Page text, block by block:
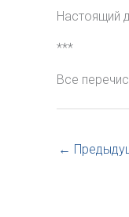
Настоящий
***
Все
←